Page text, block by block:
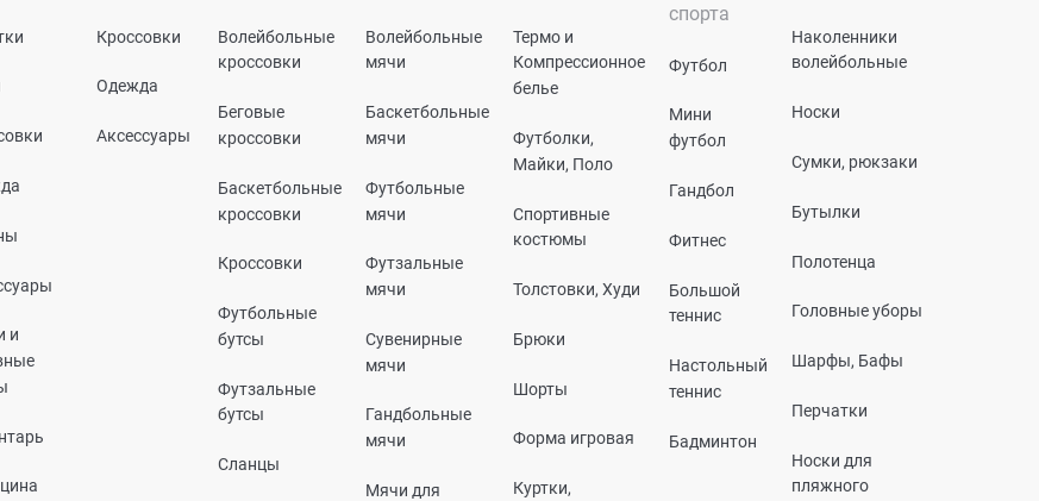
и
Кроссовки
Одежда
Аксессуары
Волейбольные
кроссовки
Беговые
кроссовки
Баскетбольные
кроссовки
Кроссовки
Футбольные
бутсы
Футзальные
бутсы
Сланцы
Волейбольные
мячи
Баскетбольные
мячи
Футбольные
мячи
Футзальные
мячи
Сувенирные
мячи
Гандбольные
мячи
Мячи для
Термо и
Компрессионное
белье
Футболки,
Майки, Поло
Спортивные
костюмы
Толстовки, Худи
Брюки
Шорты
Форма игровая
Куртки,
спорта
Футбол
Мини
футбол
Гандбол
Фитнес
Большой
теннис
Настольный
теннис
Бадминтон
Наколенники
волейбольные
Носки
Сумки, рюкзаки
Бутылки
Полотенца
Головные уборы
Шарфы, Бафы
Перчатки
Носки для
пляжного